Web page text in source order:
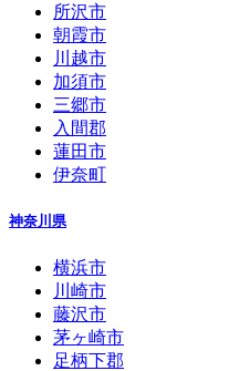
所沢市
朝霞市
川越市
加須市
三郷市
入間郡
蓮田市
伊奈町
神奈川県
横浜市
川崎市
藤沢市
茅ヶ崎市
足柄下郡